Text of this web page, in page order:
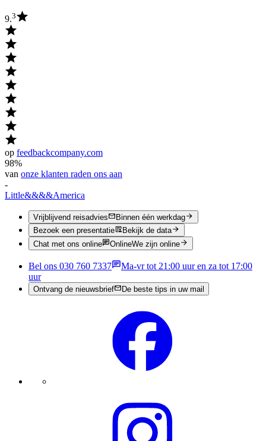
9.3
op feedbackcompany.com
98%
van onze klanten raden ons aan
-
Little&&&&America
Vrijblijvend reisadvies
Binnen één werkdag
Bezoek een presentatie
Bekijk de data
Chat met ons online
OnlineWe zijn online
Bel ons 030 760 7337
Ma-vr tot 21:00 uur en za tot 17:00
uur
Ontvang de nieuwsbrief De beste tips in uw mail